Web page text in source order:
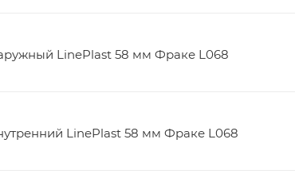
LinePlast 58 мм Фраке L068
LinePlast 58 мм Фраке L068